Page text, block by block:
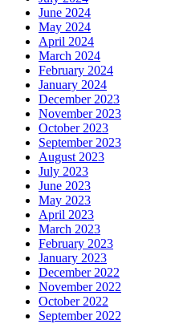
June 2024
May 2024
April 2024
March 2024
February 2024
January 2024
December 2023
November 2023
October 2023
September 2023
August 2023
July 2023
June 2023
May 2023
April 2023
March 2023
February 2023
January 2023
December 2022
November 2022
October 2022
September 2022